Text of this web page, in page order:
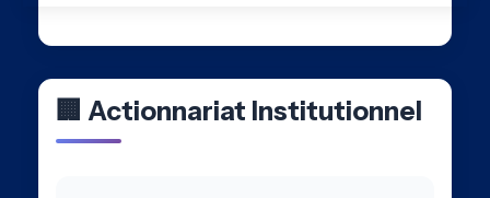
🏢 Actionnariat Institutionnel